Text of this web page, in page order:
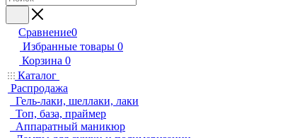
Сравнение0
Избранные товары 0
Корзина 0
Каталог
Распродажа
Гель-лаки, шеллаки, лаки
Топ, база, праймер
Аппаратный маникюр